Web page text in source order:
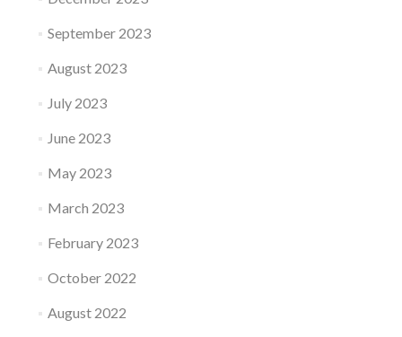
September 2023
August 2023
July 2023
June 2023
May 2023
March 2023
February 2023
October 2022
August 2022